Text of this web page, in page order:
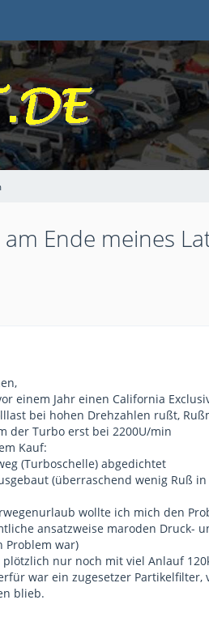
Ende meines
einem Jahr einen California
bei hohen Drehzahlen rußt,
der Turbo erst bei 2200U/min
Kauf:
(Turboschelle) abgedichtet
(überraschend wenig Ruß
wollte ich mich den
ansatzweise maroden Druck-
Problem war)
plötzlich nur noch mit viel Anlauf
war ein zugesetzer
blieb.